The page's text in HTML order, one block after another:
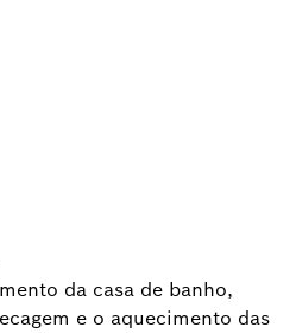
da casa de banho,
e o aquecimento das